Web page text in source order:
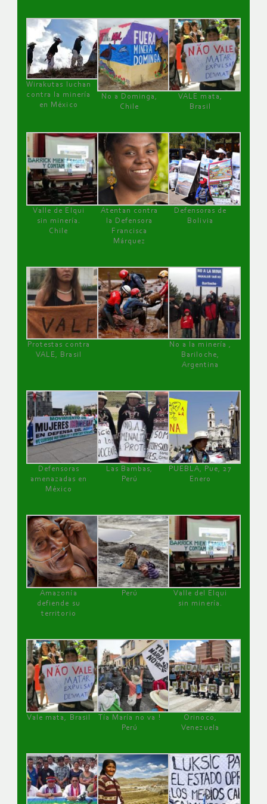
Wirakutas luchan
contra la minería
en México
No a Dominga,
Chile
VALE mata,
Brasil
Valle de Elqui
sin minería.
Chile
Atentan contra
la Defensora
Francisca
Márquez
Defensoras de
Bolivia
Protestas contra
VALE, Brasil
No a la minería ,
Bariloche,
Argentina
Defensoras
amenazadas en
México
Las Bambas,
Perú
PUEBLA, Pue, 27
Enero
Amazonía
defiende su
territorio
Perú
Valle del Elqui
sin minería.
Vale mata, Brasil
Tía María no va !
Perú
Orinoco,
Venezuela